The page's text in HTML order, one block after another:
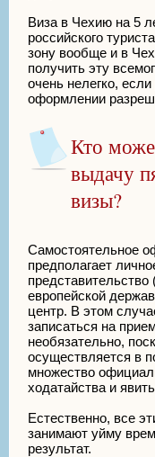
Виза в Чехию на 5
российского
зону вообще и в
получить эту
очень нелегко,
оформлении
Кто
выдачу
визы?
Самостоятельное
предполагает
представительство
европейской
центр. В этом
записаться на
необязательно,
осуществляется в
множество
ходатайства и
Естественно, все
занимают уйму
результат.